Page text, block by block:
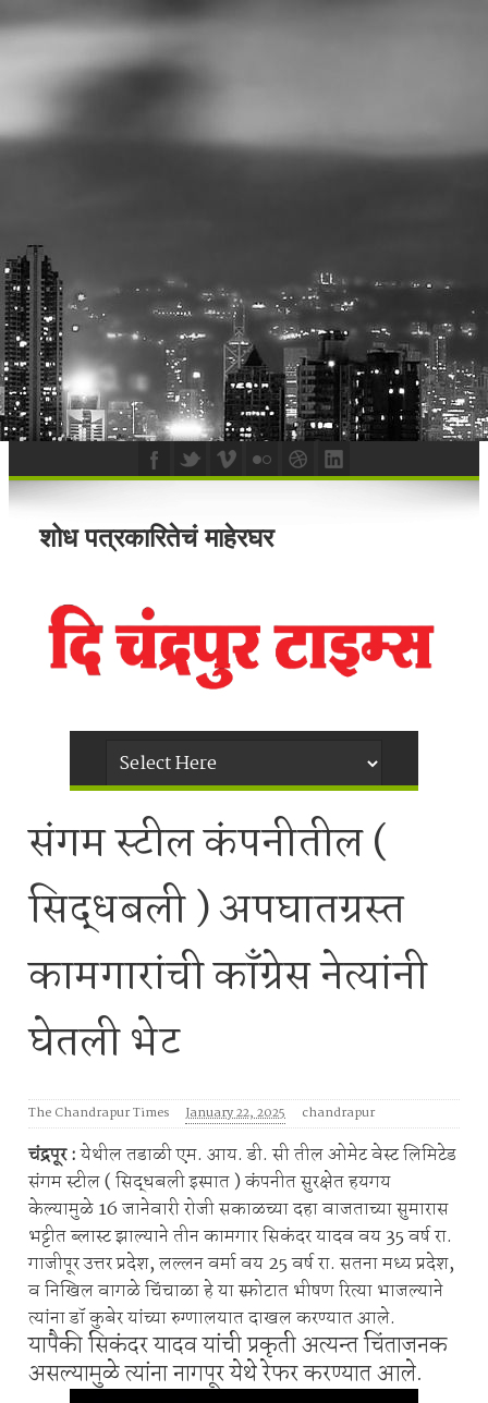
शोध पत्रकारितेचं माहेरघर
संगम स्टील कंपनीतील (
सिद्धबली ) अपघातग्रस्त
कामगारांची काँग्रेस नेत्यांनी
घेतली भेट
The Chandrapur Times January 22, 2025 chandrapur
चंद्रपूर :येथील तडाळी एम. आय. डी. सी तील ओमेट वेस्ट लिमिटेड
संगम स्टील ( सिद्धबली इस्पात ) कंपनीत सुरक्षेत हयगय
केल्यामुळे 16 जानेवारी रोजी सकाळच्या दहा वाजताच्या सुमारास
भट्टीत ब्लास्ट झाल्याने तीन कामगार सिकंदर यादव वय 35 वर्ष रा.
गाजीपूर उत्तर प्रदेश, लल्लन वर्मा वय 25 वर्ष रा. सतना मध्य प्रदेश,
व निखिल वागळे चिंचाळा हे या स्फ़ोटात भीषण रित्या भाजल्याने
त्यांना डॉ कुबेर यांच्या रुग्णालयात दाखल करण्यात आले.
यापैकी सिकंदर यादव यांची प्रकृती अत्यन्त चिंताजनक
असल्यामुळे त्यांना नागपूर येथे रेफर करण्यात आले.